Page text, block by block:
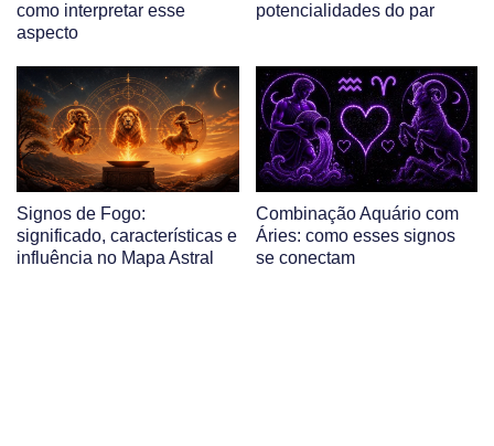
como interpretar esse
aspecto
potencialidades do par
Signos de Fogo:
significado, características e
influência no Mapa Astral
Combinação Aquário com
Áries: como esses signos
se conectam